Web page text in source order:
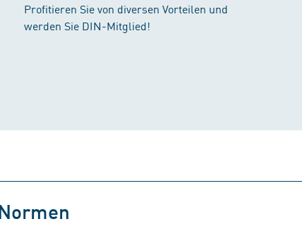
Profitieren Sie von diversen Vorteilen und
werden Sie DIN-Mitglied!